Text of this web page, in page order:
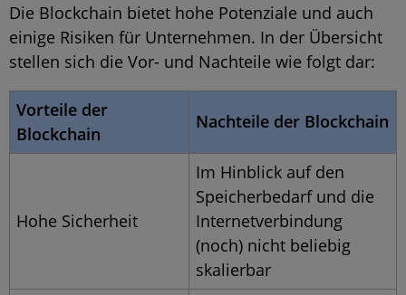
Die Blockchain bietet hohe Potenziale und auch
einige Risiken für Unternehmen. In der Übersicht
stellen sich die Vor- und Nachteile wie folgt dar:
Vorteile der
Blockchain
Nachteile der Blockchain
Hohe Sicherheit
Im Hinblick auf den
Speicherbedarf und die
Internetverbindung
(noch) nicht beliebig
skalierbar